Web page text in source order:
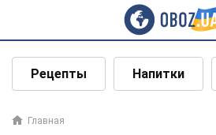
Рецепты Напитки
Главная